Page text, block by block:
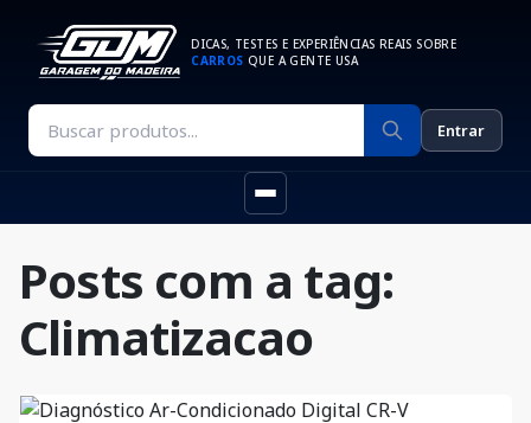
DICAS, TESTES E EXPERIÊNCIAS REAIS SOBRE
CARROS QUE A GENTE USA
Entrar
Posts com a tag:
Climatizacao